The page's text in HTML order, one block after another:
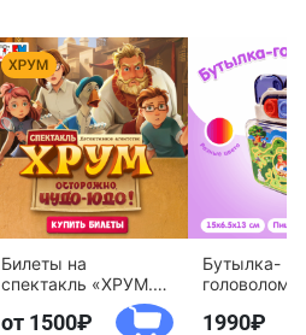
Билеты на
спектакль «ХРУМ.
Осторожно, Чудо-
Юдо!»
от 1500
Бутылка-
агентство
1990